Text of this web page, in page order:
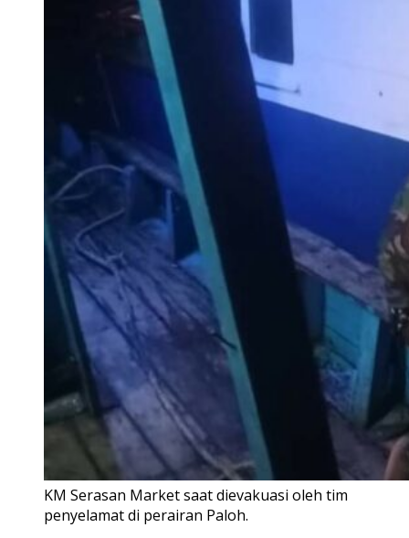
KM Serasan Market saat dievakuasi oleh tim
penyelamat di perairan Paloh.